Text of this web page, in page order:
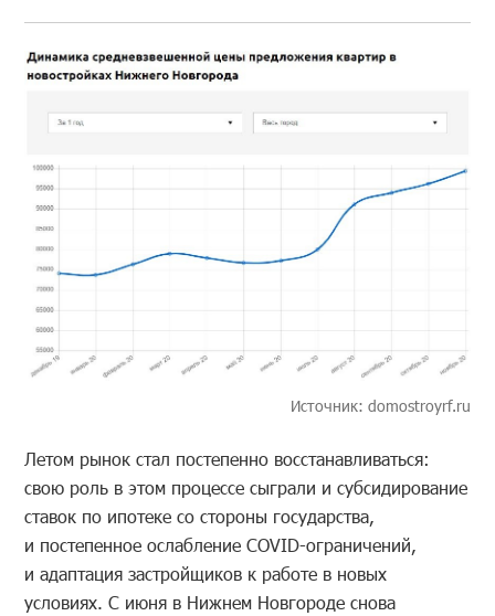
Источник: domostroyrf.ru
Летом рынок стал постепенно восстанавливаться:
свою роль в этом процессе сыграли и субсидирование
ставок по ипотеке со стороны государства,
и постепенное ослабление COVID-ограничений,
и адаптация застройщиков к работе в новых
условиях. С июня в Нижнем Новгороде снова